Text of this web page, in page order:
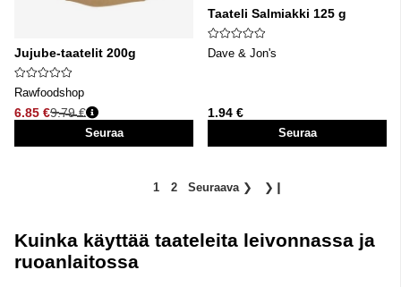
Jujube-taatelit 200g
Rawfoodshop
6.85 €
Normaali hinta
9.79 €
Seuraa
Taateli Salmiakki 125 g
Dave & Jon's
1.94 €
Seuraa
1 2 Seuraava ❯ ❯❙
Kuinka käyttää taateleita leivonnassa ja
ruoanlaitossa